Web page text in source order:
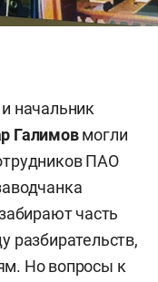
начальник
Галимовмогли
ПАО
часть
разбирательств,
Но вопросы к